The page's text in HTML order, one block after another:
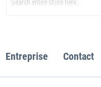
Entreprise Contact